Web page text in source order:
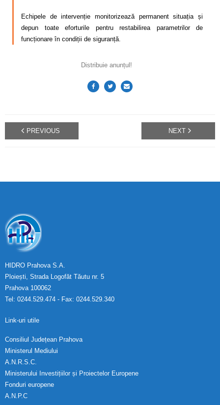
Contact
Echipele de intervenție monitorizează permanent situația și
depun toate eforturile pentru restabilirea parametrilor de
funcționare în condiții de siguranță.
Distribuie anunțul!
PREVIOUS NEXT
HIDRO Prahova S.A.
Ploiești, Strada Logofăt Tăutu nr. 5
Prahova 100062
Tel: 0244.529.474 - Fax: 0244.529.340
Link-uri utile
Consiliul Județean Prahova
Ministerul Mediului
A.N.R.S.C.
Ministerului Investițiilor și Proiectelor Europene
Fonduri europene
A.N.P.C